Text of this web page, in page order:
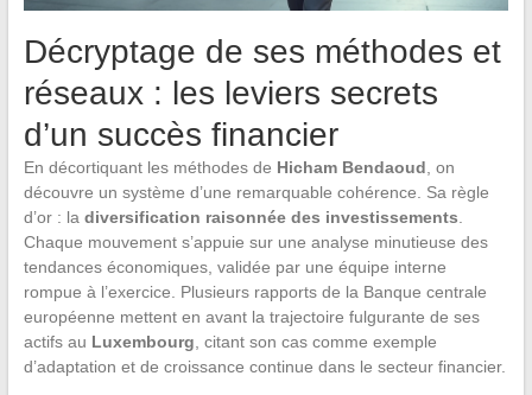
Décryptage de ses méthodes et
réseaux : les leviers secrets
d’un succès financier
En décortiquant les méthodes de Hicham Bendaoud , on
découvre un système d’une remarquable cohérence. Sa règle
d’or : la diversification raisonnée des investissements
Chaque mouvement s’appuie sur une analyse minutieuse des
tendances économiques, validée par une équipe interne
rompue à l’exercice. Plusieurs rapports de la Banque centrale
européenne mettent en avant la trajectoire fulgurante de ses
actifs au Luxembourg , citant son cas comme exemple
d’adaptation et de croissance continue dans le secteur financier.